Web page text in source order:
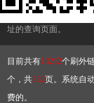
有频繁使用超级外链工
址的查询页面。
目前共有13212个刷外
个，共332页。系统自
费的。